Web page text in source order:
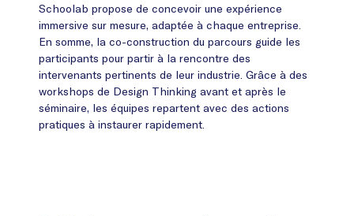
Schoolab propose de concevoir une expérience
immersive sur mesure, adaptée à chaque entreprise.
En somme, la co-construction du parcours guide les
participants pour partir à la rencontre des
intervenants pertinents de leur industrie. Grâce à des
workshops de Design Thinking avant et après le
séminaire, les équipes repartent avec des actions
pratiques à instaurer rapidement.